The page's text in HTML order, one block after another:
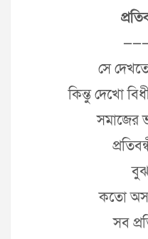
সে
কিন্তু দেখো
সমাজের
কতো
সব